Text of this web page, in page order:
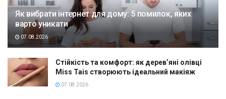
Як вибрати інтернет для дому: 5 помилок, яких
варто уникати
07.08.2026
Стійкість та комфорт: як дерев’яні олівці
Miss Tais створюють ідеальний макіяж
07.08.2026